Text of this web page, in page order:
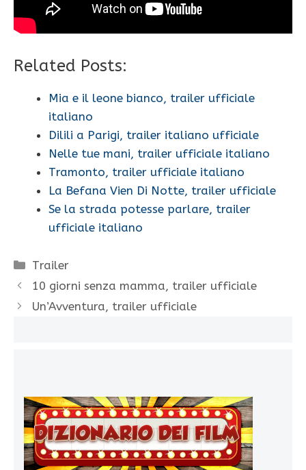
Related Posts:
Mia e il leone bianco, trailer ufficiale
italiano
Dilili a Parigi, trailer italiano ufficiale
Nelle tue mani, trailer ufficiale italiano
Tramonto, trailer ufficiale italiano
La Befana Vien Di Notte, trailer ufficiale
Se la strada potesse parlare, trailer
ufficiale italiano
Categorie
Trailer
10 giorni senza mamma, trailer ufficiale
Un’Avventura, trailer ufficiale